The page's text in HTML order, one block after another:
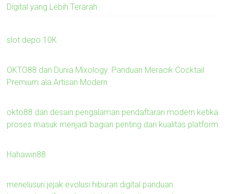
Digital yang Lebih Terarah
slot depo 10K
OKTO88 dan Dunia Mixology: Panduan Meracik Cocktail
Premium ala Artisan Modern
okto88 dan desain pengalaman pendaftaran modern ketika
proses masuk menjadi bagian penting dari kualitas platform
Hahawin88
menelusuri jejak evolusi hiburan digital panduan